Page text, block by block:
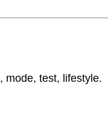
mode, test, lifestyle.